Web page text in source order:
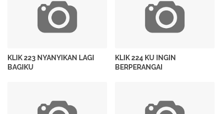
KLIK 223 NYANYIKAN LAGI
BAGIKU
KLIK 224 KU INGIN
BERPERANGAI